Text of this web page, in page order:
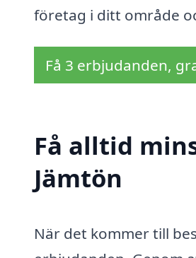
företag i ditt område
Få 3 erbjudanden,
Få alltid
Jämtön
När det kommer till